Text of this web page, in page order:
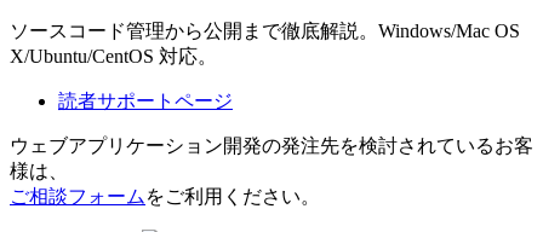
ソースコード管理から公開まで徹底解説。Windows/Mac OS
X/Ubuntu/CentOS 対応。
読者サポートページ
ウェブアプリケーション開発の発注先を検討されているお客
様は、
ご相談フォーム をご利用ください。